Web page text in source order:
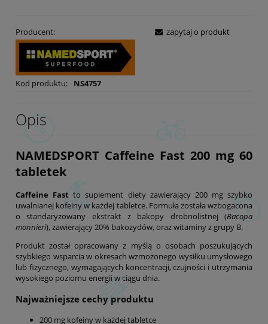
Producent:
Kod produktu: NS4757
zapytaj o produkt
Opis
NAMEDSPORT Caffeine Fast 200 mg 60
tabletek
Caffeine Fast to suplement diety zawierający 200 mg szybko
uwalnianej kofeiny w każdej tabletce. Formuła została wzbogacona
o standaryzowany ekstrakt z bakopy drobnolistnej (Bacopa
monnieri), zawierający 20% bakozydów, oraz witaminy z grupy B.
Produkt został opracowany z myślą o osobach poszukujących
szybkiego wsparcia w okresach wzmożonego wysiłku umysłowego
lub fizycznego, wymagających koncentracji, czujności i utrzymania
wysokiego poziomu energii w ciągu dnia.
Najważniejsze cechy produktu
200 mg kofeiny w każdej tabletce